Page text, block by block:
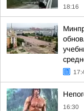
18:16
16:30